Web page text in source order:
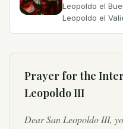
Leopoldo el
Leopoldo el
Prayer for the
Leopoldo III
Dear San Leopoldo III,